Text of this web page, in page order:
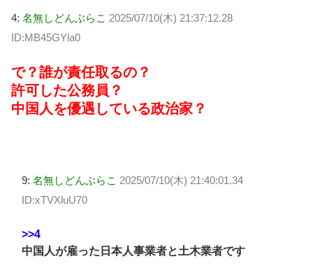
4: 名無しどんぶらこ 2025/07/10(木) 21:37:12.28
ID:MB45GYla0
で？誰が責任取るの？
許可した公務員？
中国人を優遇している政治家？
9: 名無しどんぶらこ 2025/07/10(木) 21:40:01.34
ID:xTVXluU70
>>4
中国人が雇った日本人事業者と土木業者です